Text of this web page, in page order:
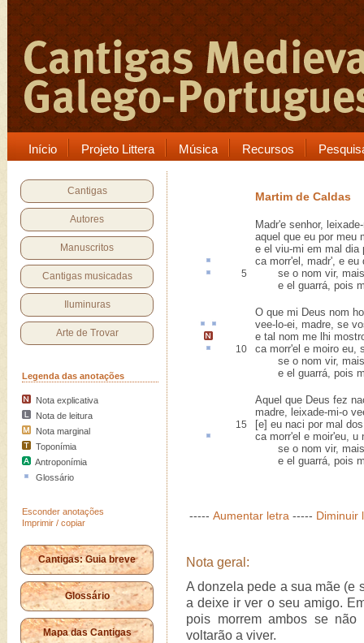
Início Projeto Littera Música Recursos
Cantigas
Autores
Manuscritos
Cantigas musicadas
Iluminuras
Arte de Trovar
Legenda das anotações
Nota explicativa
Nota de leitura
Nota marginal
Toponímia
Antroponímia
Glossário
Esconder anotações
Imprimir / copiar
Cantigas: Guia breve
Glossário
Mapa das Cantigas
Martim de Caldas
Madr'e senhor,
aquel que eu por meu
e el viu-mi em mal dia
camorr'el, madr', e eu
5
se o nom vir,
e el guarrá, pois
O que mi Deus nom
vee-lo-ei, madre, se
e tal nom me lhi
10
ca morr'el e moiro eu,
se o nom vir, mais,
e el guarrá, pois
Aquel que Deus fez
madre, leixade-mi-o
15
[e] eu naci por mal
ca morr'el e moir'eu, u
se o nom vir, mais,
e el guarrá, pois
----- Aumentar letra ----- Diminuir
Nota geral:
A donzela pede a sua mãe (e
a deixe ir ver o seu amigo.
pois morrem ambos se
voltarão a viver.